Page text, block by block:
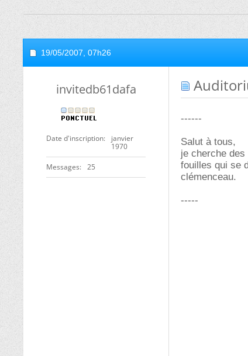
19/05/2007, 07h26
invitedb61dafa
Date d'inscription
janvier
1970
Messages 25
------
Salut à tous,
je cherche
fouilles qui se
clémenceau.
-----